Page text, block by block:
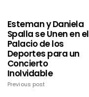
Esteman y Daniela
Spalla se Unen en el
Palacio de los
Deportes para un
Concierto
Inolvidable
Previous post